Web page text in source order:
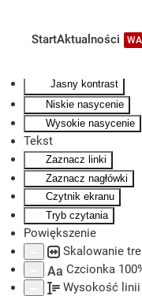
Monochromatyczny
Jasny kontrast
Niskie nasycenie
Wysokie nasycenie
Tekst
Zaznacz linki
Zaznacz nagłówki
Czytnik ekranu
Tryb czytania
Powiększenie
Skalowanie
Aa Czcionka 100
Wysokość linii
Skip to main
StartAktualności